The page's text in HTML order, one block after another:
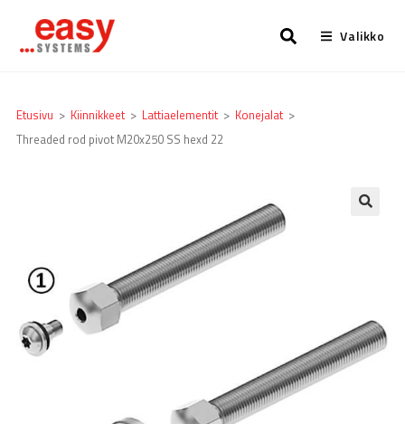
Valikko
Etusivu > Kiinnikkeet > Lattia­elementit > Konejalat >
Threaded rod pivot M20x250 SS hexd 22